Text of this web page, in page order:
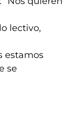
lectivo,
estamos
se